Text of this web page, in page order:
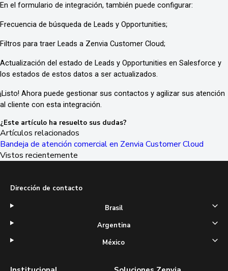
En el formulario de integración, también puede configurar:
Frecuencia de búsqueda de Leads y Opportunities;
Filtros para traer Leads a Zenvia Customer Cloud;
Actualización del estado de Leads y Opportunities en Salesforce y
los estados de estos datos a ser actualizados.
¡Listo! Ahora puede gestionar sus contactos y agilizar sus atención
al cliente con esta integración.
¿Este artículo ha resuelto sus dudas?
Artículos relacionados
Bandeja de atención comercial en Zenvia Customer Cloud
Vistos recientemente
Dirección de contacto
Brasil
Argentina
México